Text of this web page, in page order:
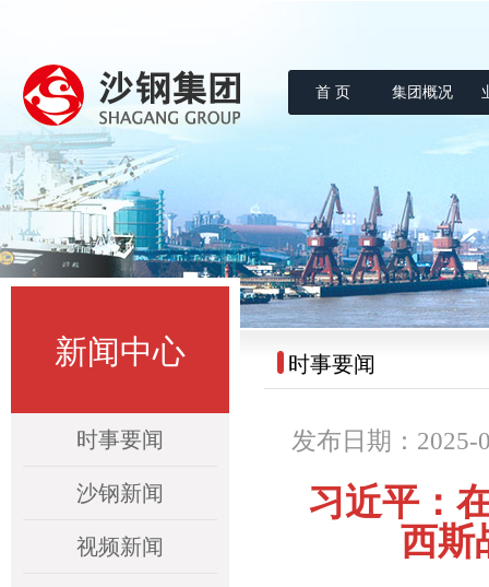
沙钢集团
首 页 集团概况
新闻中心
时事要闻
沙钢新闻
视频新闻
时事要闻
发布日期：2025-
习近平：
西斯